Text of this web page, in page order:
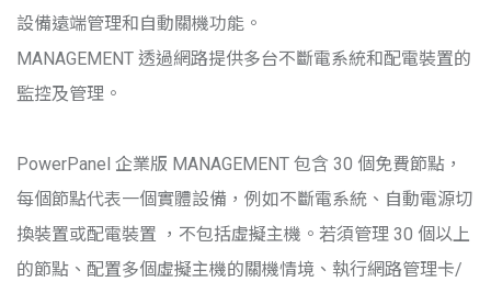
設備遠端管理和自動關機功能。
MANAGEMENT 透過網路提供多台不斷電系統和配電裝置的
監控及管理。
PowerPanel 企業版 MANAGEMENT 包含 30 個免費節點，
每個節點代表一個實體設備，例如不斷電系統、自動電源切
換裝置或配電裝置 ，不包括虛擬主機。若須管理 30 個以上
的節點、配置多個虛擬主機的關機情境、執行網路管理卡/